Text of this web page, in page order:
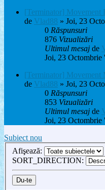
[Terminator] Movement
de Vlad88 » Joi, 23
0 Răspunsuri
876 Vizualizări
Ultimul mesaj de
Joi, 23 Octombrie
[Terminator] Movement
de Vlad88 » Joi, 23
0 Răspunsuri
853 Vizualizări
Ultimul mesaj de
Joi, 23 Octombrie
Subiect nou
Afişează:
SORT_DIRECTION: